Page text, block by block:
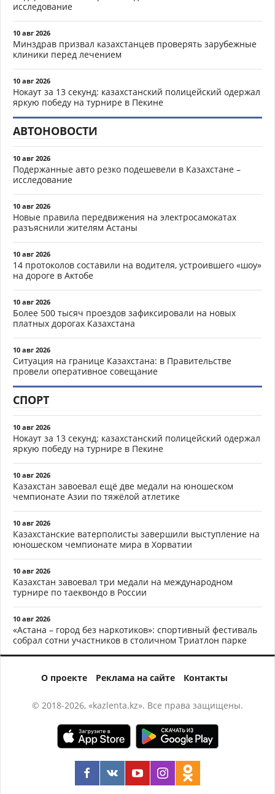
исследование
10 авг 2026
Минздрав призвал казахстанцев проверять зарубежные
клиники перед лечением
10 авг 2026
Нокаут за 13 секунд: казахстанский полицейский одержал
яркую победу на турнире в Пекине
АВТОНОВОСТИ
10 авг 2026
Подержанные авто резко подешевели в Казахстане –
исследование
10 авг 2026
Новые правила передвижения на электросамокатах
разъяснили жителям Астаны
10 авг 2026
14 протоколов составили на водителя, устроившего «шоу»
на дороге в Актобе
10 авг 2026
Более 500 тысяч проездов зафиксировали на новых
платных дорогах Казахстана
10 авг 2026
Ситуация на границе Казахстана: в Правительстве
провели оперативное совещание
СПОРТ
10 авг 2026
Нокаут за 13 секунд: казахстанский полицейский одержал
яркую победу на турнире в Пекине
10 авг 2026
Казахстан завоевал ещё две медали на юношеском
чемпионате Азии по тяжёлой атлетике
10 авг 2026
Казахстанские ватерполисты завершили выступление на
юношеском чемпионате мира в Хорватии
10 авг 2026
Казахстан завоевал три медали на международном
турнире по таеквондо в России
10 авг 2026
«Астана – город без наркотиков»: спортивный фестиваль
собрал сотни участников в столичном Триатлон парке
О проекте Реклама на сайте Контакты
© 2018-2026, «kazlenta.kz». Все права защищены.